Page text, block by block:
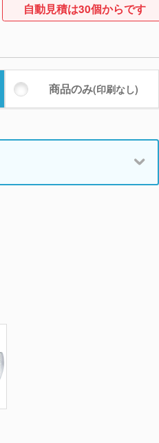
自動見積は30個からです
商品のみ(印刷なし)